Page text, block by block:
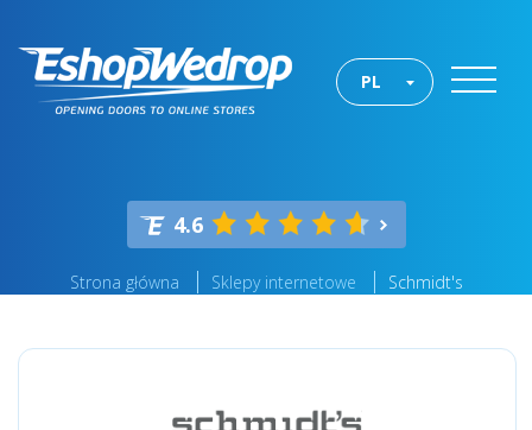
PL
4.6
Strona główna Sklepy internetowe Schmidt's